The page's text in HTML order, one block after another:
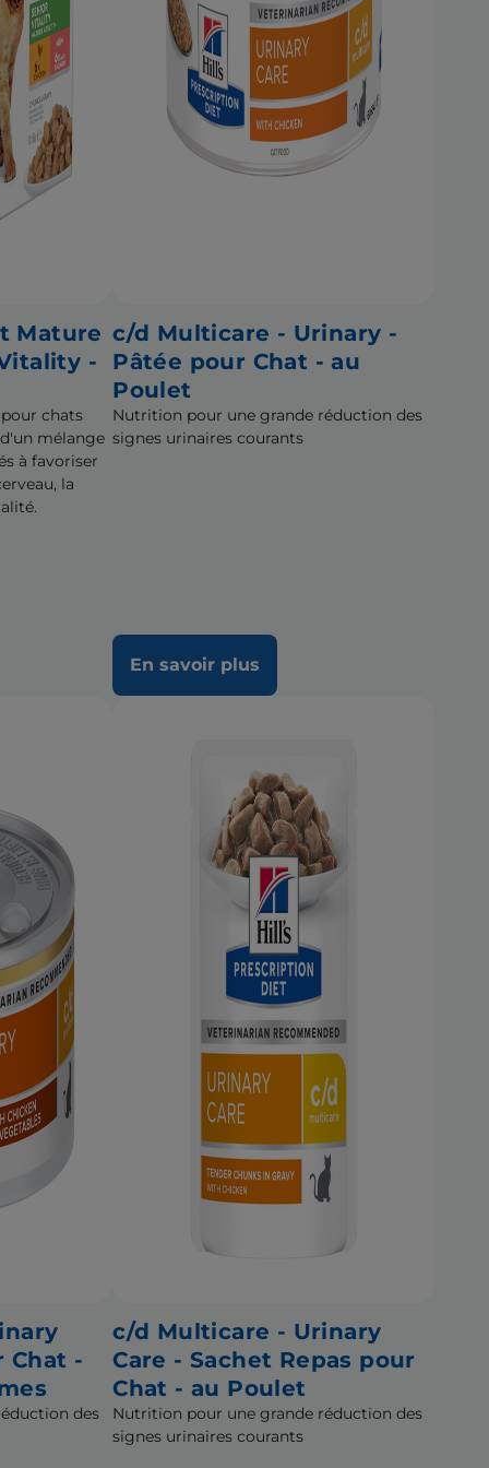
Mature
-
pour chats
mélange
à favoriser
la
c/d Multicare - Urinary -
Pâtée pour Chat - au
Poulet
Nutrition pour une grande réduction des
signes urinaires courants
En savoir plus
Chat -
des
c/d Multicare - Urinary
Care - Sachet Repas pour
Chat - au Poulet
Nutrition pour une grande réduction des
signes urinaires courants